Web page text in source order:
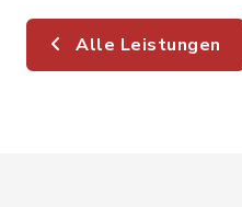
Alle Leistungen